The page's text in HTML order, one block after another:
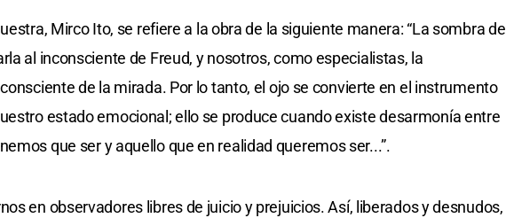
Mirco Ito, se refiere a la obra de la siguiente manera: “La sombra de
al inconsciente de Freud, y nosotros, como especialistas, la
de la mirada. Por lo tanto, el ojo se convierte en el instrumento
estado emocional; ello se produce cuando existe desarmonía entre
que ser y aquello que en realidad queremos ser...”.
en observadores libres de juicio y prejuicios. Así, liberados y desnudos,